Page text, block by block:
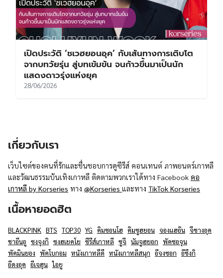
เปิดประวัติ ‘ชเวฮยอนอุค’ กับเส้นทางการเติบโต
จากบทวัยรุ่น สู่บทเข้มข้น จนก้าวขึ้นมาเป็นนัก
แสดงดาวรุ่งแห่งยุค
28/06/2026
เกี่ยวกับเรา
เว็บไซต์ของคนที่รักและชื่นชอบการดูซีรีส์ คอนเทนต์ ภาพยนตร์เกาหลี
และวัฒนธรรมบันเทิงเกาหลี ติดตามพวกเราได้ทาง Facebook คอ
เกาหลี by Korseries ทาง @Korseries และทาง TikTok Korseries
เนื้อหายอดฮิต
BLACKPINK BTS TOP30 YG คิมซอนโฮ คิมซูฮยอน จองแฮอิน จีชางอุค
ชาอึนอู ซงจุงกิ ซงฮเยคโย ซีรีส์เกาหลี ซูจี นัมจูฮยอก พัคซอจุน
พัคมินยอง พัคโบกอม หนังเกาหลีดี หนังเกาหลีสนุก อีจงซอก อีซึงกิ
อีดงอุค อีเจฮุน ไอยู